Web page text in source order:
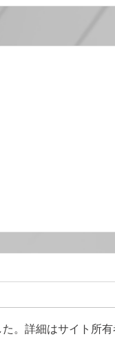
。詳細はサイト所